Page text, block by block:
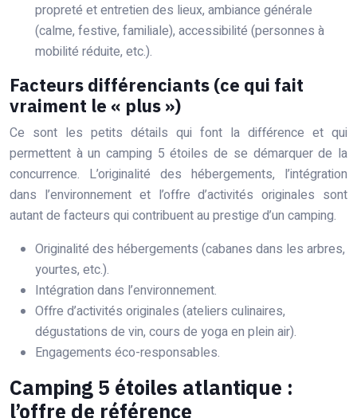
propreté et entretien des lieux, ambiance générale
(calme, festive, familiale), accessibilité (personnes à
mobilité réduite, etc.).
Facteurs différenciants (ce qui fait
vraiment le « plus »)
Ce sont les petits détails qui font la différence et qui
permettent à un camping 5 étoiles de se démarquer de la
concurrence. L’originalité des hébergements, l’intégration
dans l’environnement et l’offre d’activités originales sont
autant de facteurs qui contribuent au prestige d’un camping.
Originalité des hébergements (cabanes dans les arbres,
yourtes, etc.).
Intégration dans l’environnement.
Offre d’activités originales (ateliers culinaires,
dégustations de vin, cours de yoga en plein air).
Engagements éco-responsables.
Camping 5 étoiles atlantique :
l’offre de référence